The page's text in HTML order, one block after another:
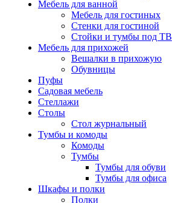
Мебель для ванной
Мебель для гостиных
Стенки для гостиной
Стойки и тумбы под ТВ
Мебель для прихожей
Вешалки в прихожую
Обувницы
Пуфы
Садовая мебель
Стеллажи
Столы
Стол журнальный
Тумбы и комоды
Комоды
Тумбы
Тумбы для обуви
Тумбы для офиса
Шкафы и полки
Полки